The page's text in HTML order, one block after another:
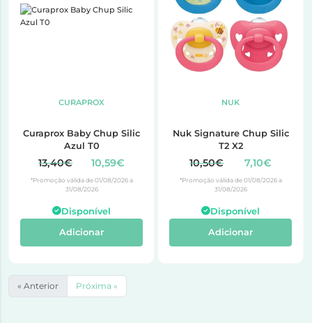
CURAPROX
Curaprox Baby Chup Silic
Azul T0
13,40€ 10,59€
*Promoção válida de 01/08/2026 a
31/08/2026
Disponível
Adicionar
NUK
Nuk Signature Chup Silic
T2 X2
10,50€ 7,10€
*Promoção válida de 01/08/2026 a
31/08/2026
Disponível
Adicionar
« Anterior Próxima »